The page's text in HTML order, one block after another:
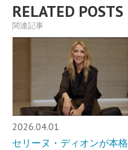
RELATED POSTS
関連記事
2026.04.01
セリーヌ・ディオンが本格